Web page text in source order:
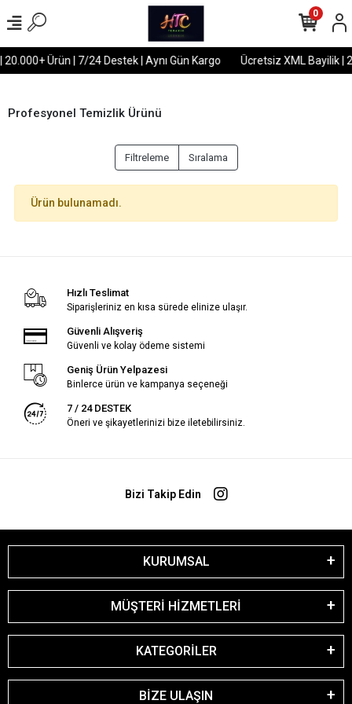
Ürün | 7/24 Destek | Aynı Gün Kargo Ücretsiz XML Bayilik |
0
Profesyonel Temizlik Ürünü
Filtreleme Sıralama
Ürün bulunamadı.
Hızlı Teslimat
Siparişleriniz en kısa sürede elinize ulaşır.
Güvenli Alışveriş
Güvenli ve kolay ödeme sistemi
Geniş Ürün Yelpazesi
Binlerce ürün ve kampanya seçeneği
7 / 24 DESTEK
Öneri ve şikayetlerinizi bize iletebilirsiniz.
Bizi Takip Edin
KURUMSAL
MÜŞTERİ HİZMETLERİ
KATEGORİLER
BİZE ULAŞIN